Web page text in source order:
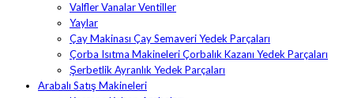
Valfler Vanalar Ventiller
Yaylar
Çay Makinası Çay Semaveri Yedek Parçaları
Çorba Isıtma Makineleri Çorbalık Kazanı Yedek Parçaları
Şerbetlik Ayranlık Yedek Parçaları
Arabalı Satış Makineleri